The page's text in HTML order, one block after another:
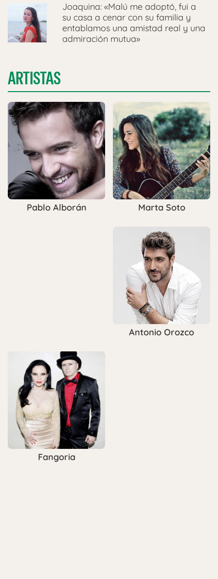
Joaquina: «Malú me adoptó, fui a
su casa a cenar con su familia y
entablamos una amistad real y una
admiración mutua»
ARTISTAS
Pablo Alborán Marta Soto
Antonio Orozco
Fangoria